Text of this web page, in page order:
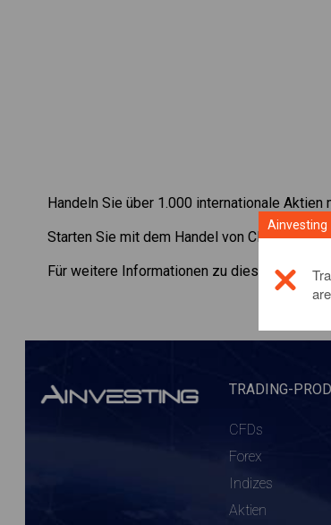
Handeln Sie über 1.000 internationale
Starten Sie mit dem Handel von CFDs auf
Für weitere Informationen zu diesem
TRADING-
CFDs
Forex
Indizes
Aktien
Ainvesting